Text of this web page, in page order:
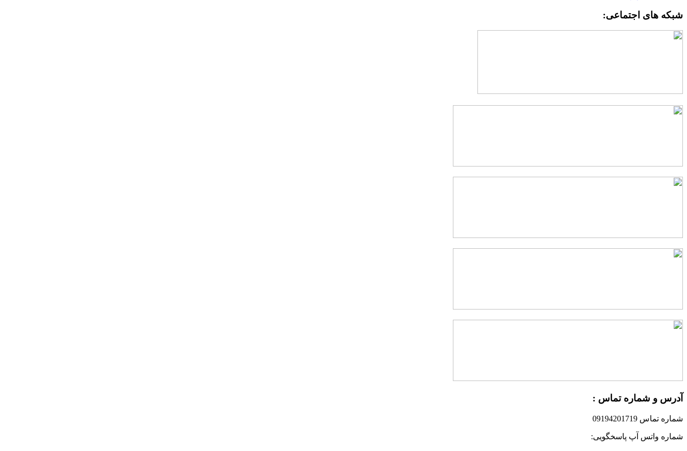
شبکه های اجتماعی:
آدرس و شماره تماس :
شماره تماس 09194201719
شماره واتس آپ پاسخگویی: